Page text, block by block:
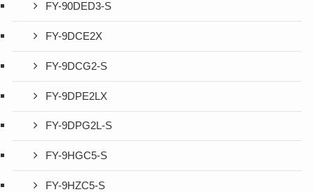
FY-90DED3-S
FY-9DCE2X
FY-9DCG2-S
FY-9DPE2LX
FY-9DPG2L-S
FY-9HGC5-S
FY-9HZC5-S